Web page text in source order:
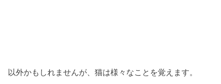
以外かもしれませんが、猫は様々なことを覚えます。